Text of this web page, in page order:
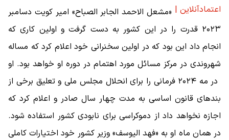
اعتمادآنلاین | «مشعل الاحمد الجابر الصباح» امیر کویت دسامبر
۲۰۲۳ قدرت را در این کشور به دست گرفت و اولین کاری که
انجام داد این بود که در اولین سخنرانی خود اعلام کرد که مساله
شهروندی در مرکز مسائل مورد اهتمام در دوره او خواهد بود. او
در مه ۲۰۲۴ فرمانی را برای انحلال مجلس ملی و تعلیق برخی از
بندهای قانون اساسی به مدت چهار سال صادر و اعلام کرد که
اجازه نخواهد داد از دموکراسی برای نابودی کشور استفاده شود.
در همان ماه او به «فهد الیوسف» وزیر کشور خود اختیارات کاملی